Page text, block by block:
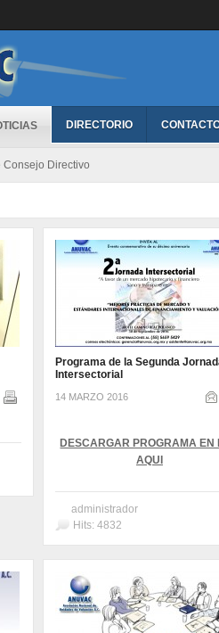
DIRECTORIO
Consejo Directivo
Programa de la Segunda
Intersectorial
14 MARZO 2016
DESCARGAR PROGRAMA EN
AQUI
administrador
Hits: 4832